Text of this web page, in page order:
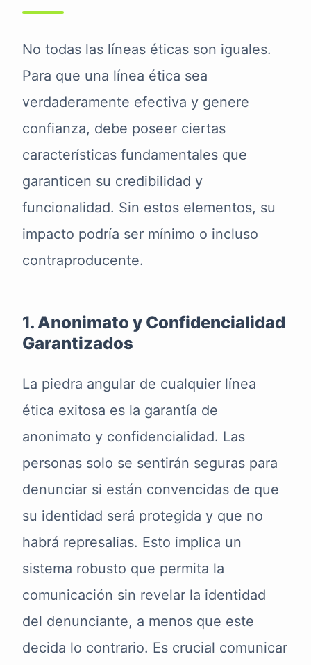
No todas las líneas éticas son iguales.
Para que una línea ética sea
verdaderamente efectiva y genere
confianza, debe poseer ciertas
características fundamentales que
garanticen su credibilidad y
funcionalidad. Sin estos elementos, su
impacto podría ser mínimo o incluso
contraproducente.
1. Anonimato y Confidencialidad
Garantizados
La piedra angular de cualquier línea
ética exitosa es la garantía de
anonimato y confidencialidad. Las
personas solo se sentirán seguras para
denunciar si están convencidas de que
su identidad será protegida y que no
habrá represalias. Esto implica un
sistema robusto que permita la
comunicación sin revelar la identidad
del denunciante, a menos que este
decida lo contrario. Es crucial comunicar